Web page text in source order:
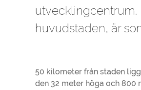
utvecklingcentrum.
huvudstaden, är
50 kilometer från staden
den 32 meter höga och 800